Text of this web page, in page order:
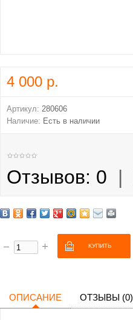
4 000 р.
Артикул: 280606
Наличие: Есть в наличии
Отзывов: 0 |
ОПИСАНИЕ ОТЗЫВЫ (0)